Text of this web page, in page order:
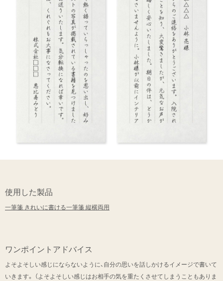
使用した製品
一筆箋 きれいに書ける一筆箋 縦横両用
ワンポイントアドバイス
よそよそしい感じにならないように、自分の思いを話しかけるイメージで書いて
いきます。 （よそよそしい感じはお相手の気を重たくさせてしまうこともありま